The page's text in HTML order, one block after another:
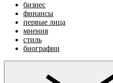
бизнес
финансы
первые лица
мнения
стиль
биографии